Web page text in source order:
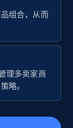
即开始
by
and
组合，从而
理多卖家商
略。